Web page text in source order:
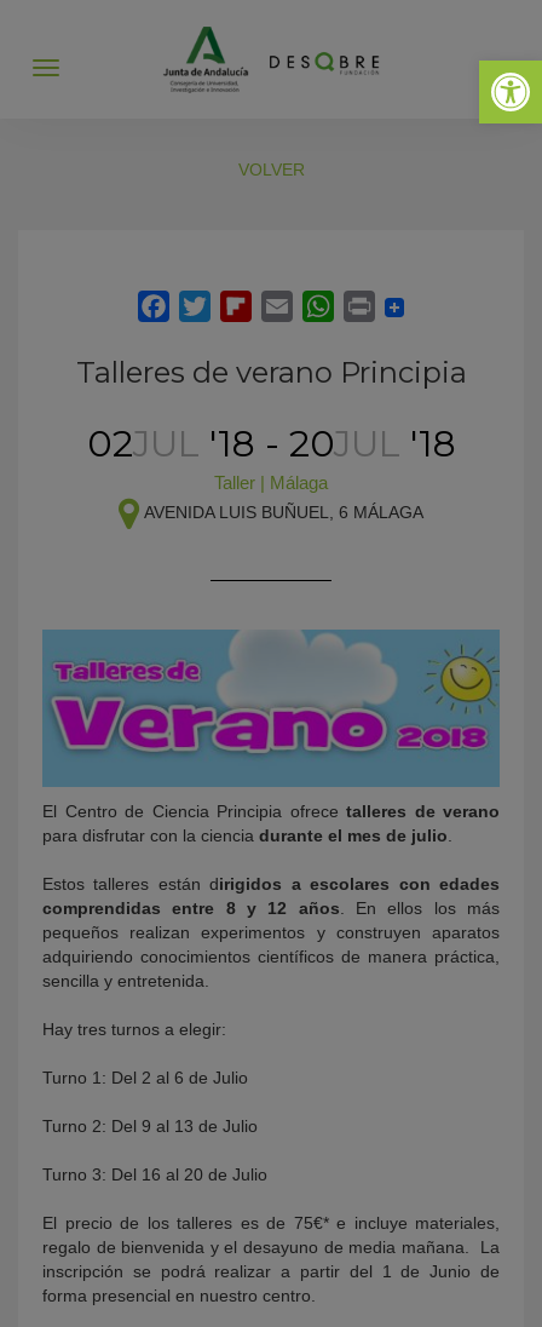
Abrir
Abrir
VOLVER
Talleres de verano Principia
02JUL '18 - 20JUL '18
Taller | Málaga
AVENIDA LUIS BUÑUEL, 6 MÁLAGA
El Centro de Ciencia Principia ofrece talleres de verano
para disfrutar con la ciencia durante el mes de julio
Estos talleres están dirigidos a escolares con edades
comprendidas entre 8 y 12 años . En ellos los más
pequeños realizan experimentos y construyen aparatos
adquiriendo conocimientos científicos de manera práctica,
sencilla y entretenida.
Hay tres turnos a elegir:
Turno 1: Del 2 al 6 de Julio
Turno 2: Del 9 al 13 de Julio
Turno 3: Del 16 al 20 de Julio
El precio de los talleres es de 75€* e incluye materiales,
regalo de bienvenida y el desayuno de media mañana. La
inscripción se podrá realizar a partir del 1 de Junio de
forma presencial en nuestro centro.